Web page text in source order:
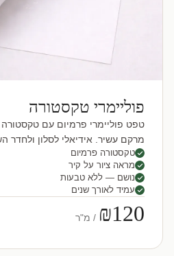
פוליימרי טקסטורה
טפט פוליימרי פרמיום עם
מרקם עשיר. אידיאלי לסלון ולחדר
טקסטורה פרמיום
מראה ציור על קיר
נושם — ללא טבעות
עמיד לאורך שנים
₪120 / מ"ר